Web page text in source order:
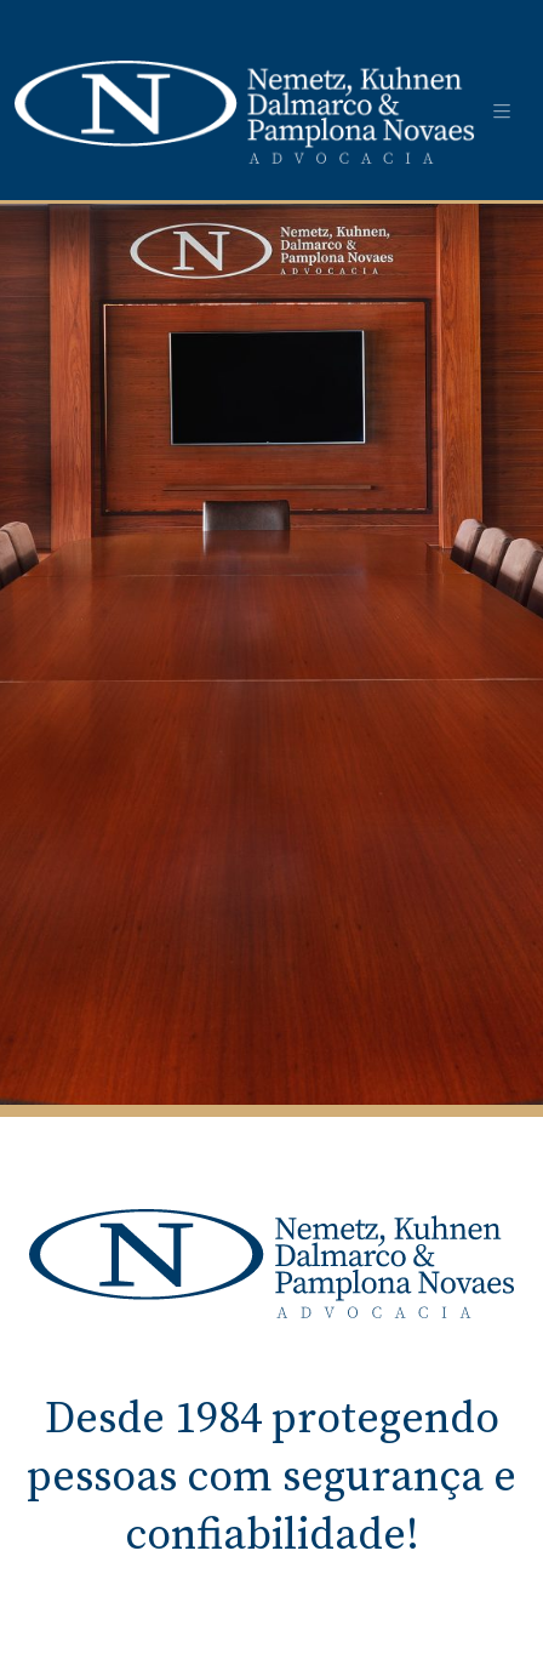
Desde 1984 protegendo
pessoas com segurança e
confiabilidade!